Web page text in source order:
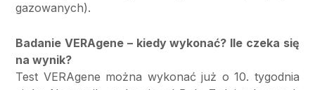
gazowanych).
Badanie VERAgene – kiedy wykonać? Ile czeka się
na wynik?
Test VERAgene można wykonać już o 10. tygodnia